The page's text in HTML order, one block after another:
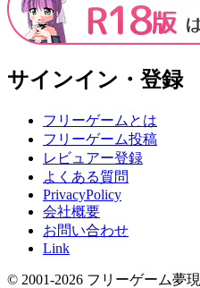
サインイン・登録
フリーゲームとは
フリーゲーム投稿
レビュアー登録
よくある質問
PrivacyPolicy
会社概要
お問い合わせ
Link
© 2001-2026 フリーゲーム夢現